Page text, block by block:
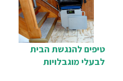
טיפים להנגשת הבית
לבעלי מוגבלויות